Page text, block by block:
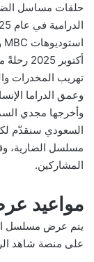
حلقات مساسل
أكتوبر
تهريب المخدرات
وعمق الدراما
وأخرجها مجدي
السعودي سنقدّم
مسلسل الضارية،
المشاركين.
مواعيد
على منصة شاهد